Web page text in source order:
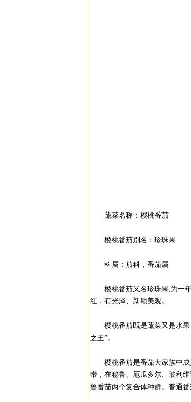
蔬菜名称：樱桃番茄
樱桃番茄别名：珍珠果
科属：茄科，番茄属
樱桃番茄又名珍珠果,为一年
红，有光泽、新颖美观。
樱桃番茄既是蔬菜又是水果
之王”。
樱桃番茄是番茄大家族中成
带，在秘鲁、厄瓜多尔、玻利
鲁番茄两个复合体种群。普通